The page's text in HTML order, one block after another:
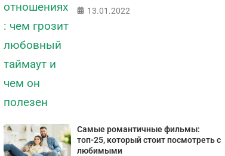
13.01.2022
Самые романтичные фильмы:
топ-25, который стоит посмотреть с
любимыми